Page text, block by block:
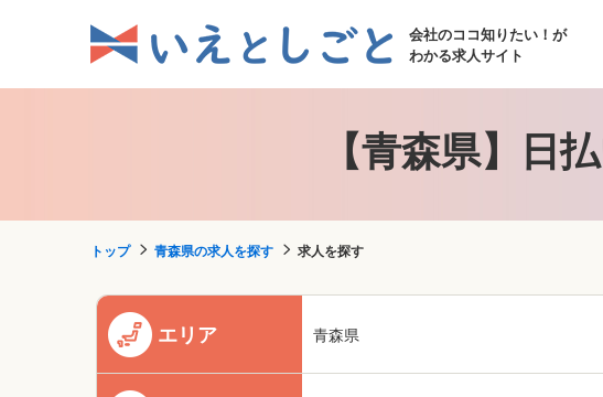
会社のココ知りたい！が
わかる求人サイト
【青森県】日
トップ 青森県の求人を探す 求人を探す
エリア 青森県